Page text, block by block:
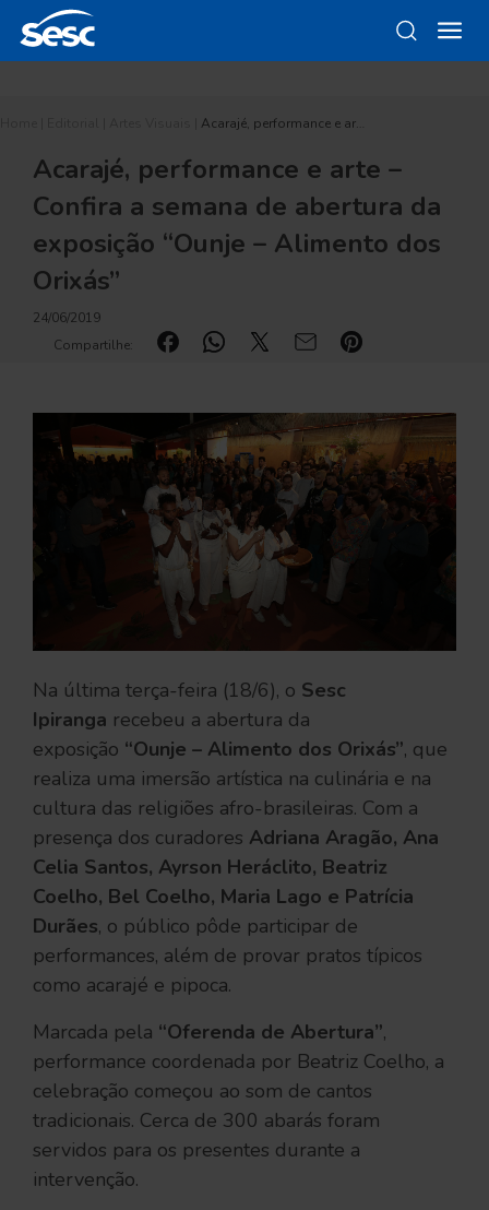
Acarajé, performance e ar…
Acarajé, performance e arte –
Confira a semana de abertura da
exposição “Ounje – Alimento dos
Orixás”
24/06/2019
Compartilhe:
Na última terça-feira (18/6), o Sesc
Ipiranga recebeu a abertura da
exposição “Ounje – Alimento dos Orixás”, que
realiza uma imersão artística na culinária e na
cultura das religiões afro-brasileiras. Com a
presença dos curadores Adriana Aragão, Ana
Celia Santos, Ayrson Heráclito, Beatriz
Coelho, Bel Coelho, Maria Lago e Patrícia
Durães, o público pôde participar de
performances, além de provar pratos típicos
como acarajé e pipoca.
Marcada pela “Oferenda de Abertura”,
performance coordenada por Beatriz Coelho, a
celebração começou ao som de cantos
tradicionais. Cerca de 300 abarás foram
servidos para os presentes durante a
intervenção.